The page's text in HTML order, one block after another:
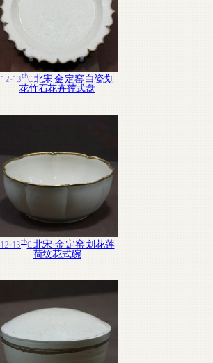
12-13thC. 北宋 金 定窑 白瓷划
花竹石花卉莲式盘
12-13thC. 北宋-金 定窑 划花莲
荷纹花式碗